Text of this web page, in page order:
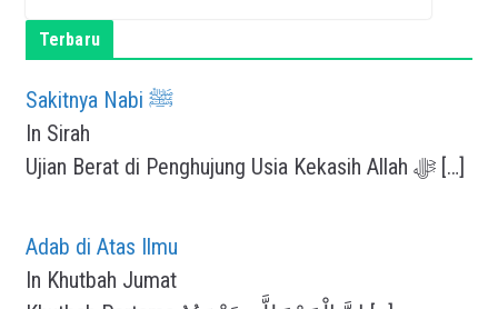
Terbaru
Sakitnya Nabi ﷺ
In Sirah
Ujian Berat di Penghujung Usia Kekasih Allah ﷻ […]
Adab di Atas Ilmu
In Khutbah Jumat